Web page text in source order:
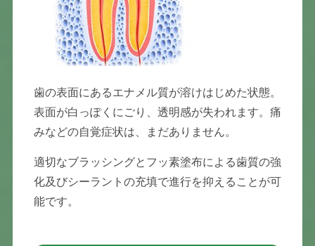
歯の表面にあるエナメル質が溶けはじめた状態。
表面が白っぽくにごり、透明感が失われます。痛
みなどの自覚症状は、まだありません。
適切なブラッシングとフッ素塗布による歯質の強
化及びシーラントの充填で進行を抑えることが可
能です。